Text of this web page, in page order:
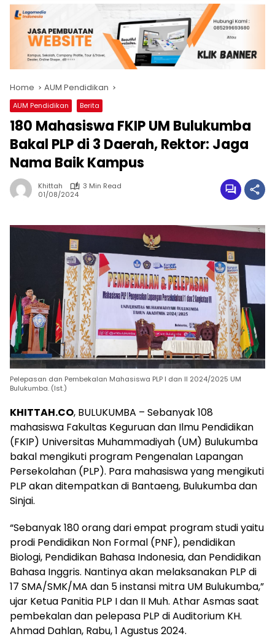
Home AUM Pendidikan
AUM Pendidikan Berita
180 Mahasiswa FKIP UM Bulukumba
Bakal PLP di 3 Daerah, Rektor: Jaga
Nama Baik Kampus
Khittah
3 Min Read
01/08/2024
Pelepasan dan Pembekalan Mahasiswa PLP I dan II 2024/2025 UM
Bulukumba. (Ist.)
KHITTAH.CO, BULUKUMBA – Sebanyak 108
mahasiswa Fakultas Keguruan dan Ilmu Pendidikan
(FKIP) Universitas Muhammadiyah (UM) Bulukumba
bakal mengikuti program Pengenalan Lapangan
Persekolahan (PLP). Para mahasiswa yang mengikuti
PLP akan ditempatkan di Bantaeng, Bulukumba dan
Sinjai.
“Sebanyak 180 orang dari empat program studi yaitu
prodi Pendidikan Non Formal (PNF), pendidikan
Biologi, Pendidikan Bahasa Indonesia, dan Pendidikan
Bahasa Inggris. Nantinya akan melaksanakan PLP di
17 SMA/SMK/MA dan 5 instansi mitra UM Bulukumba,”
ujar Ketua Panitia PLP I dan II Muh. Athar Asmas saat
pembekalan dan pelepasa PLP di Auditorium KH.
Ahmad Dahlan, Rabu, 1 Agustus 2024.